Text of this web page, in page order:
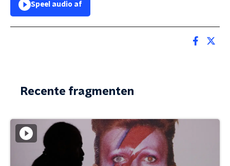
Speel audio af
Recente fragmenten